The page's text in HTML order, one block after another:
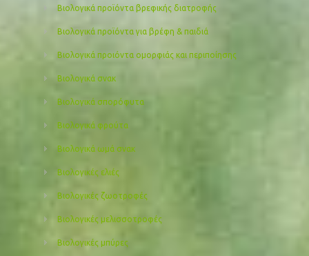
Βιολογικά προϊόντα βρεφικής διατροφής
Βιολογικά προϊόντα για βρέφη & παιδιά
Βιολογικά προιόντα ομορφιάς και περιποίησης
Βιολογικά σνακ
Βιολογικά σπορόφυτα
Βιολογικά φρούτα
Βιολογικά ωμά σνακ
Βιολογικές ελιές
Βιολογικές ζωοτροφές
Βιολογικές μελισσοτροφές
Βιολογικές μπύρες